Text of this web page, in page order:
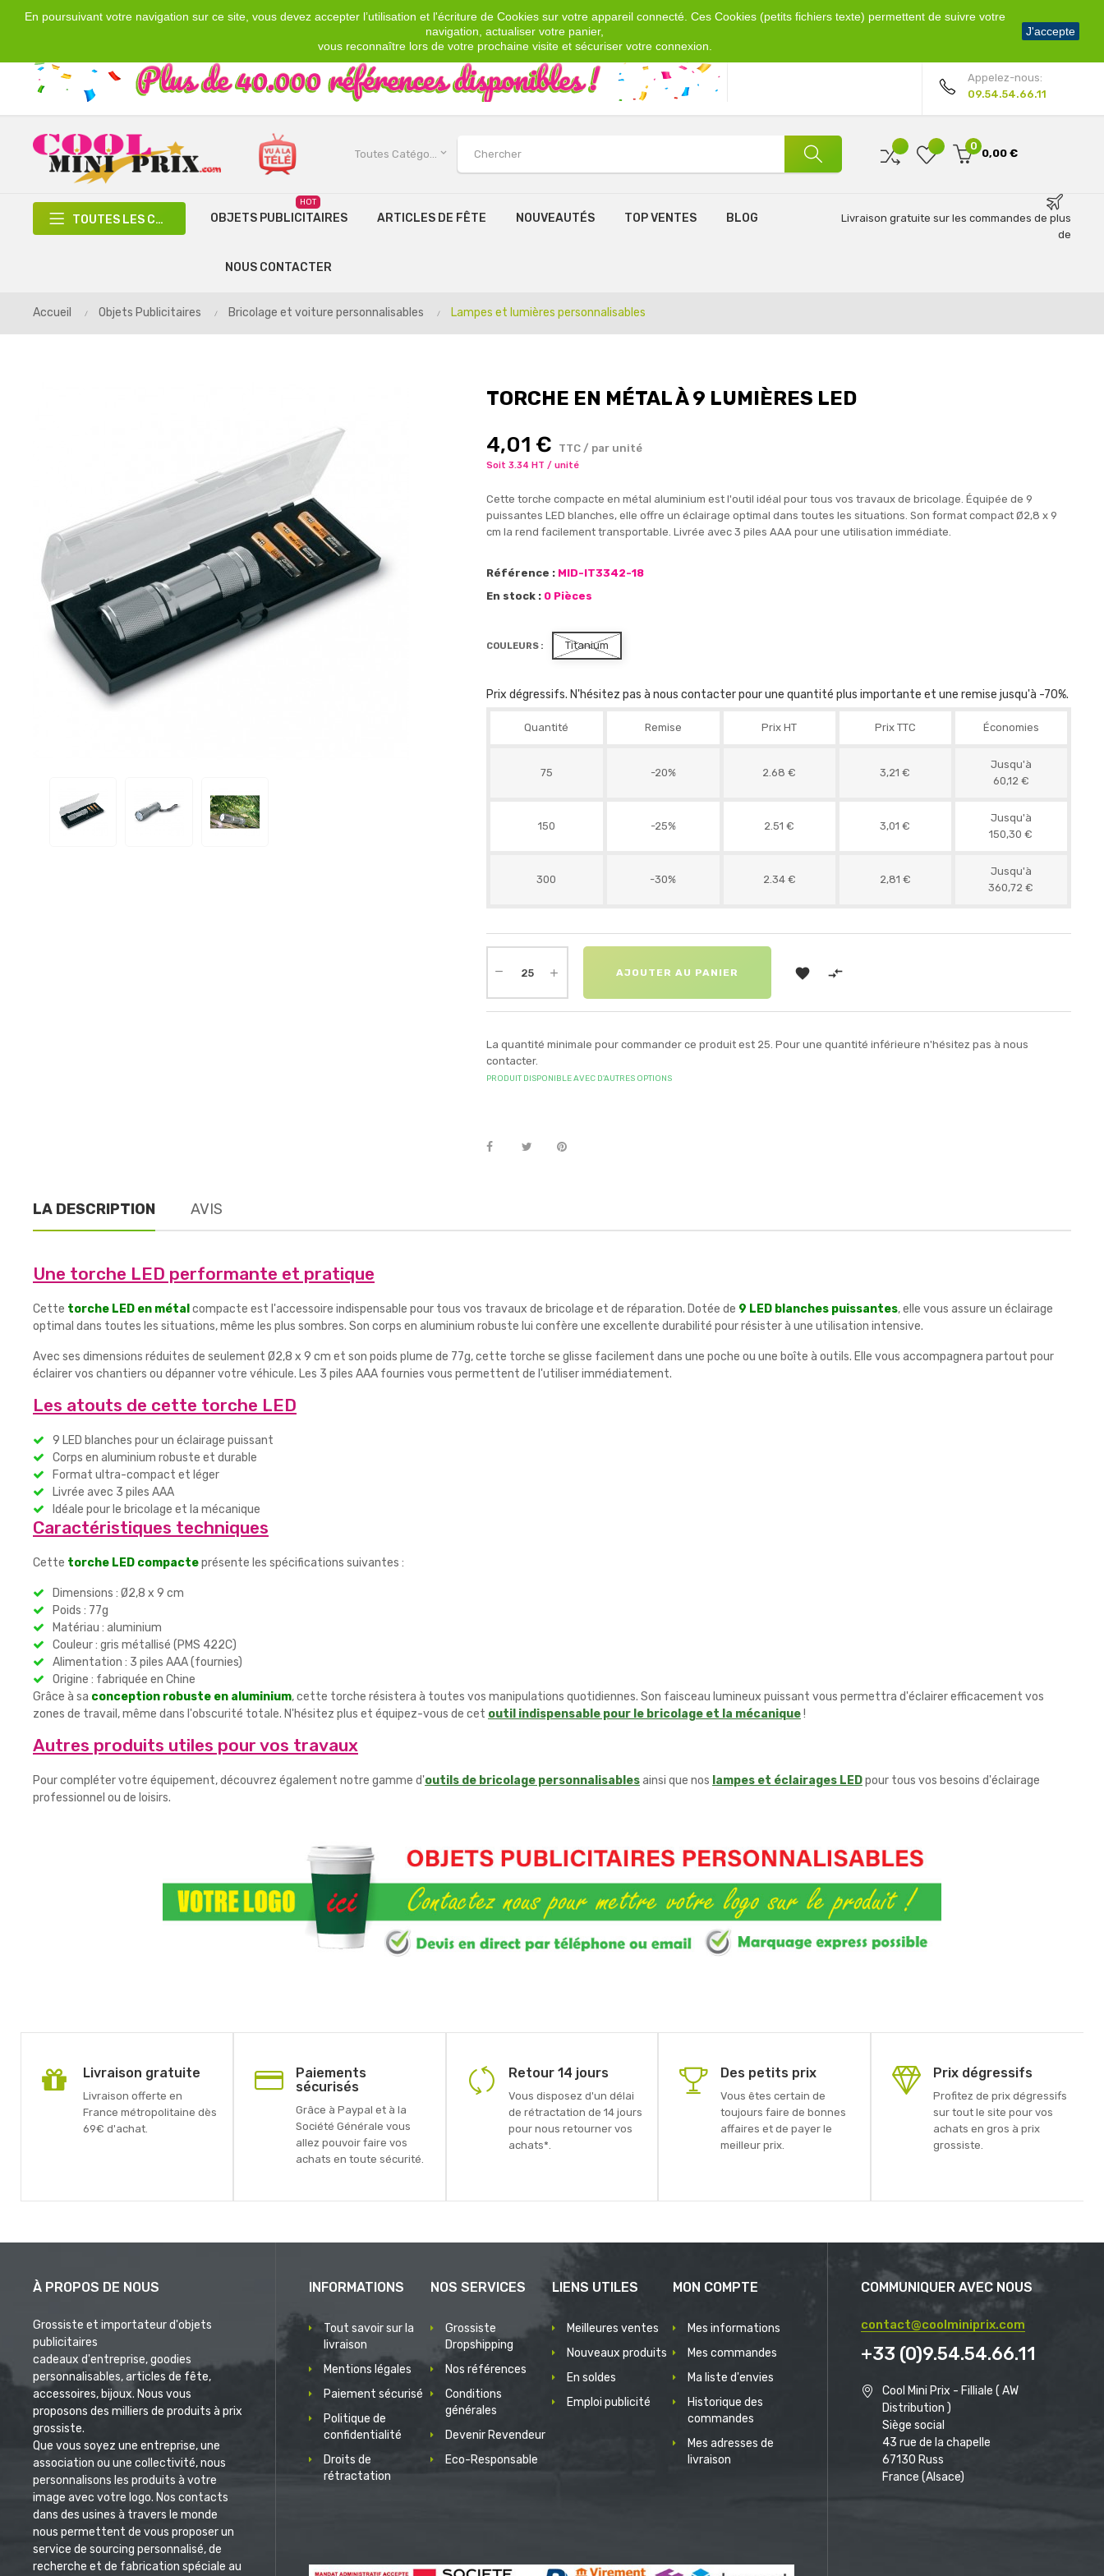
En poursuivant votre navigation sur ce site, vous devez accepter l’utilisation et l'écriture de Cookies sur votre appareil connecté. Ces Cookies (petits fichiers texte) permettent de suivre votre
navigation, actualiser votre panier,
vous reconnaître lors de votre prochaine visite et sécuriser votre connexion.
J'accepte
Emplacement
Devise
Bienvenue !
Mon compte
Appelez-nous:
09.54.54.66.11
Toutes Catégories keyboard_arrow_down
0
0,00 €
TOUTES LES CATÉGORIES OBJETS PUBLICITAIRES
HOT
ARTICLES DE FÊTE NOUVEAUTÉS TOP VENTES BLOG
NOUS CONTACTER
Livraison gratuite sur les commandes de plus
de
Accueil Objets Publicitaires Bricolage et voiture personnalisables Lampes et lumières personnalisables
TORCHE EN MÉTAL À 9 LUMIÈRES LED
4,01 € TTC / par unité
Soit 3.34 HT / unité
Cette torche compacte en métal aluminium est l'outil idéal pour tous vos travaux de bricolage. Équipée de 9
puissantes LED blanches, elle offre un éclairage optimal dans toutes les situations. Son format compact Ø2,8 x 9
cm la rend facilement transportable. Livrée avec 3 piles AAA pour une utilisation immédiate.
Référence : MID-IT3342-18
En stock : 0 Pièces
COULEURS : Titanium
Prix dégressifs. N'hésitez pas à nous contacter pour une quantité plus importante et une remise jusqu'à -70%.
Quantité Remise Prix HT Prix TTC Économies
75 -20% 2.68 € 3,21 €
Jusqu'à
60,12 €
150 -25% 2.51 € 3,01 €
Jusqu'à
150,30 €
300 -30% 2.34 € 2,81 €
Jusqu'à
360,72 €
AJOUTER AU PANIER  
La quantité minimale pour commander ce produit est 25. Pour une quantité inférieure n'hésitez pas à nous
contacter.
PRODUIT DISPONIBLE AVEC D'AUTRES OPTIONS
LA DESCRIPTION AVIS
Une torche LED performante et pratique
Cette torche LED en métal compacte est l'accessoire indispensable pour tous vos travaux de bricolage et de réparation. Dotée de 9 LED blanches puissantes, elle vous assure un éclairage
optimal dans toutes les situations, même les plus sombres. Son corps en aluminium robuste lui confère une excellente durabilité pour résister à une utilisation intensive.
Avec ses dimensions réduites de seulement Ø2,8 x 9 cm et son poids plume de 77g, cette torche se glisse facilement dans une poche ou une boîte à outils. Elle vous accompagnera partout pour
éclairer vos chantiers ou dépanner votre véhicule. Les 3 piles AAA fournies vous permettent de l'utiliser immédiatement.
Les atouts de cette torche LED
9 LED blanches pour un éclairage puissant
Corps en aluminium robuste et durable
Format ultra-compact et léger
Livrée avec 3 piles AAA
Idéale pour le bricolage et la mécanique
Caractéristiques techniques
Cette torche LED compacteprésente les spécifications suivantes :
Dimensions : Ø2,8 x 9 cm
Poids : 77g
Matériau : aluminium
Couleur : gris métallisé (PMS 422C)
Alimentation : 3 piles AAA (fournies)
Origine : fabriquée en Chine
Grâce à sa conception robuste en aluminium, cette torche résistera à toutes vos manipulations quotidiennes. Son faisceau lumineux puissant vous permettra d'éclairer efficacement vos
zones de travail, même dans l'obscurité totale. N'hésitez plus et équipez-vous de cet outil indispensable pour le bricolage et la mécanique!
Autres produits utiles pour vos travaux
Pour compléter votre équipement, découvrez également notre gamme d'outils de bricolage personnalisablesainsi que nos lampes et éclairages LEDpour tous vos besoins d'éclairage
professionnel ou de loisirs.
Livraison gratuite
Livraison offerte en
France métropolitaine dès
69€ d'achat.
Paiements
sécurisés
Grâce à Paypal et à la
Société Générale vous
allez pouvoir faire vos
achats en toute sécurité.
Retour 14 jours
Vous disposez d'un délai
de rétractation de 14 jours
pour nous retourner vos
achats*.
Des petits prix
Vous êtes certain de
toujours faire de bonnes
affaires et de payer le
meilleur prix.
Prix dégressifs
Profitez de prix dégressifs
sur tout le site pour vos
achats en gros à prix
grossiste.
À PROPOS DE NOUS
Grossiste et importateur d'objets
publicitaires
cadeaux d'entreprise, goodies
personnalisables, articles de fête,
accessoires, bijoux. Nous vous
proposons des milliers de produits à prix
grossiste.
Que vous soyez une entreprise, une
association ou une collectivité, nous
personnalisons les produits à votre
image avec votre logo. Nos contacts
dans des usines à travers le monde
nous permettent de vous proposer un
service de sourcing personnalisé, de
recherche et de fabrication spéciale au
COMMUNIQUER AVEC NOUS
contact@coolminiprix.com
+33 (0)9.54.54.66.11
Cool Mini Prix - Filliale ( AW
Distribution )
Siège social
43 rue de la chapelle
67130 Russ
France (Alsace)
INFORMATIONS
Tout savoir sur la
livraison
Mentions légales
Paiement sécurisé
Politique de
confidentialité
Droits de
rétractation
NOS SERVICES
Grossiste
Dropshipping
Nos références
Conditions
générales
Devenir Revendeur
Eco-Responsable
LIENS UTILES
Meilleures ventes
Nouveaux produits
En soldes
Emploi publicité
MON COMPTE
Mes informations
Mes commandes
Ma liste d'envies
Historique des
commandes
Mes adresses de
livraison